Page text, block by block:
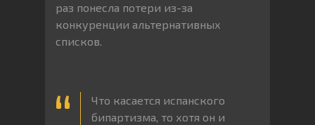
раз понесла потери из-за
конкуренции альтернативных
списков.
Что касается испанского
бипартизма, то хотя он и